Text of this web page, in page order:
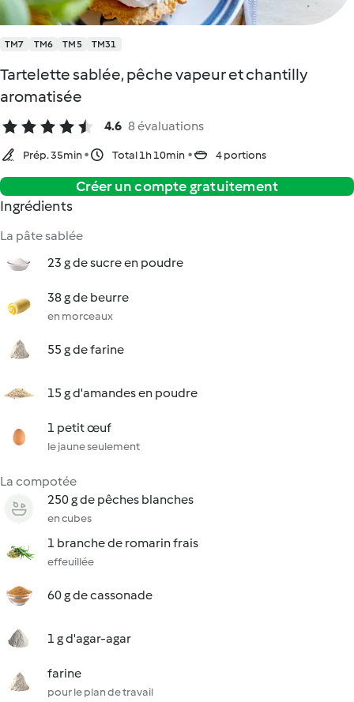
TM7 TM6 TM5 TM31
Tartelette sablée, pêche vapeur et chantilly
aromatisée
4.6 8 évaluations
Prép. 35min Total 1h 10min 4 portions
Créer un compte gratuitement
Ingrédients
La pâte sablée
23 g de sucre en poudre
38 g de beurre
en morceaux
55 g de farine
15 g d'amandes en poudre
1 petit œuf
le jaune seulement
La compotée
250 g de pêches blanches
en cubes
1 branche de romarin frais
effeuillée
60 g de cassonade
1 g d'agar-agar
farine
pour le plan de travail